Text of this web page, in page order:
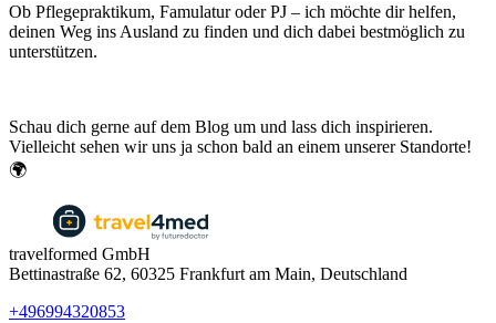
Ob Pflegepraktikum, Famulatur oder PJ – ich möchte dir helfen,
deinen Weg ins Ausland zu finden und dich dabei bestmöglich zu
unterstützen.
Schau dich gerne auf dem Blog um und lass dich inspirieren.
Vielleicht sehen wir uns ja schon bald an einem unserer Standorte!
🌍
travelformed GmbH
Bettinastraße 62, 60325 Frankfurt am Main, Deutschland
+496994320853